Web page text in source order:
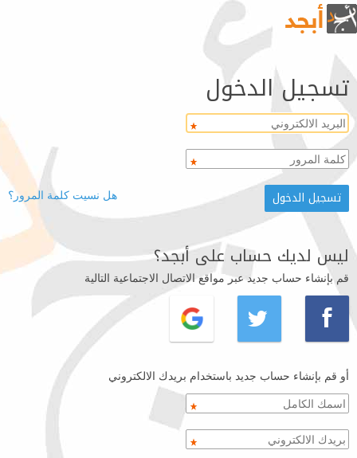
تسجيل الدخول
هل نسيت كلمة المرور؟
ليس لديك حساب على أبجد؟
قم بإنشاء حساب جديد عبر مواقع الاتصال الاجتماعية التالية
أو قم بإنشاء حساب جديد باستخدام بريدك الالكتروني